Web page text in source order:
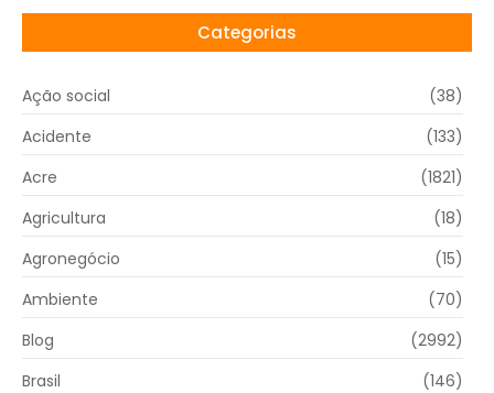
Categorias
Ação social
(38)
Acidente
(133)
Acre
(1821)
Agricultura
(18)
Agronegócio
(15)
Ambiente
(70)
Blog
(2992)
Brasil
(146)